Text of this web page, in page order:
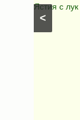
<
Ястия с лук